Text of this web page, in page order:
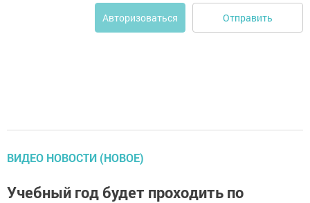
Авторизоваться Отправить
ВИДЕО НОВОСТИ (НОВОЕ)
Учебный год будет проходить по